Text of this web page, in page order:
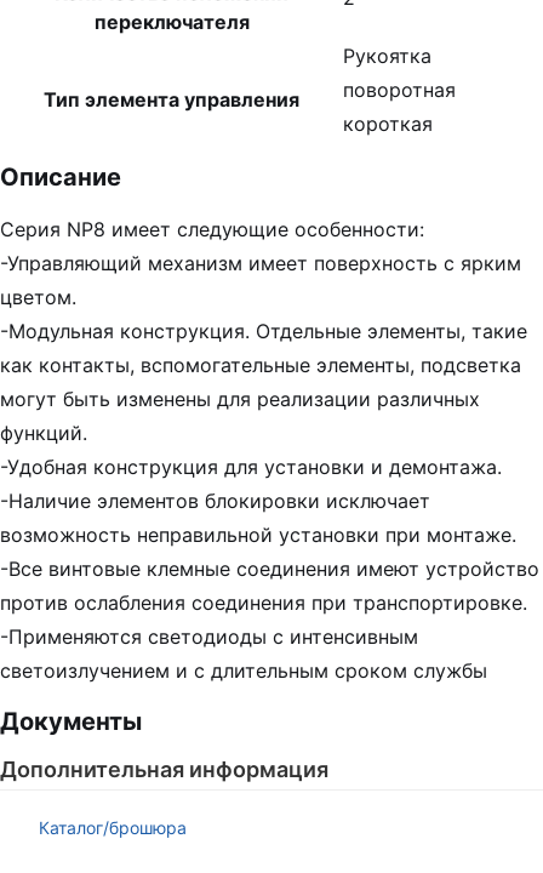
переключателя
Тип элемента управления
Рукоятка
поворотная
короткая
Описание
Серия NP8 имеет следующие особенности:
-Управляющий механизм имеет поверхность с ярким
цветом.
-Модульная конструкция. Отдельные элементы, такие
как контакты, вспомогательные элементы, подсветка
могут быть изменены для реализации различных
функций.
-Удобная конструкция для установки и демонтажа.
-Наличие элементов блокировки исключает
возможность неправильной установки при монтаже.
-Все винтовые клемные соединения имеют устройство
против ослабления соединения при транспортировке.
-Применяются светодиоды с интенсивным
светоизлучением и с длительным сроком службы
Документы
Дополнительная информация
Каталог/брошюра